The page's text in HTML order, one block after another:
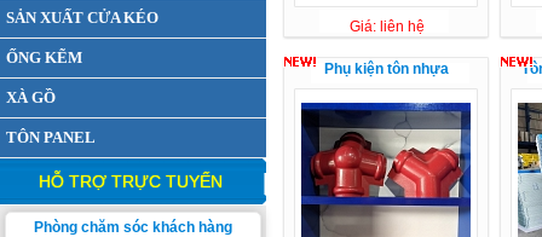
SẢN XUẤT CỬA KÉO
ỐNG KẼM
XÀ GỒ
TÔN PANEL
HỖ TRỢ TRỰC TUYẾN
Phòng chăm sóc khách hàng
Giá: liên hệ
Phụ kiện tôn nhựa